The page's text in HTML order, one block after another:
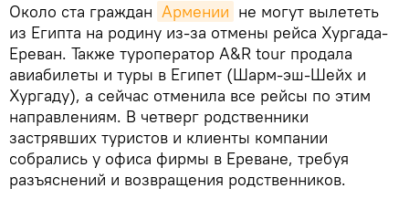
Около ста граждан Армении не могут вылететь
из Египта на родину из-за отмены рейса Хургада-
Ереван. Также туроператор A&R tour продала
авиабилеты и туры в Египет (Шарм-эш-Шейх и
Хургаду), а сейчас отменила все рейсы по этим
направлениям. В четверг родственники
застрявших туристов и клиенты компании
собрались у офиса фирмы в Ереване, требуя
разъяснений и возвращения родственников.